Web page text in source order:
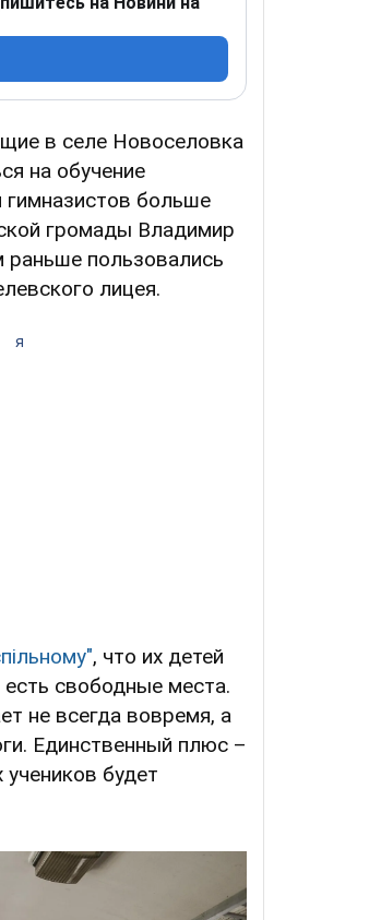
в селе Новоселовка
на обучение
больше
громады Владимир
пользовались
лицея.
, что их детей
свободные места.
не всегда вовремя, а
Единственный плюс –
будет